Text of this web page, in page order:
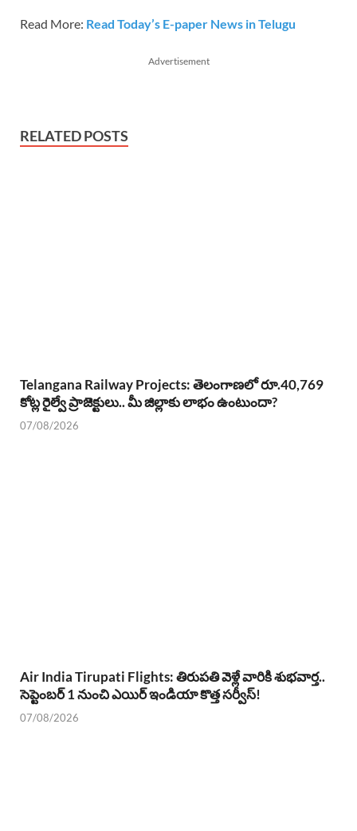
Read More: Read Today’s E-paper News in Telugu
Advertisement
RELATED POSTS
Telangana Railway Projects: తెలంగాణలో రూ.40,769
కోట్ల రైల్వే ప్రాజెక్టులు.. మీ జిల్లాకు లాభం ఉంటుందా?
07/08/2026
Air India Tirupati Flights: తిరుపతి వెళ్లే వారికి శుభవార్త..
సెప్టెంబర్ 1 నుంచి ఎయిర్ ఇండియా కొత్త సర్వీస్!
07/08/2026